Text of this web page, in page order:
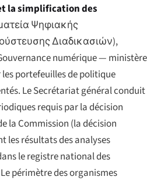
la simplification des
Ψηφιακής
Διαδικασιών),
numérique — ministère
portefeuilles de politique
Le Secrétariat général conduit
requis par la décision
la Commission (la décision
les résultats des analyses
le registre national des
périmètre des organismes